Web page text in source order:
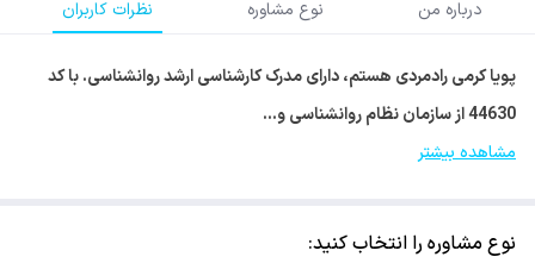
درباره من نوع مشاوره نظرات کاربران
پویا کرمی رادمردی هستم، دارای مدرک کارشناسی ارشد روانشناسی. با کد
44630 از سازمان نظام روانشناسی و…
مشاهده بیشتر
نوع مشاوره را انتخاب کنید: